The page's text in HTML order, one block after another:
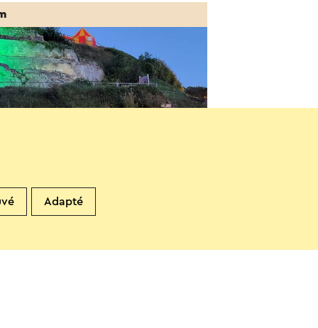
Victor Vleermuis
Adapté